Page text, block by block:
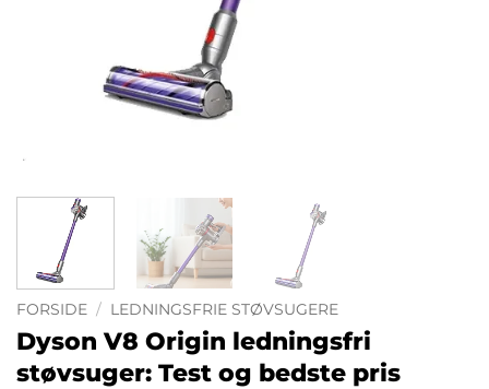
FORSIDE / LEDNINGSFRIE STØVSUGERE
Dyson V8 Origin ledningsfri
støvsuger: Test og bedste pris